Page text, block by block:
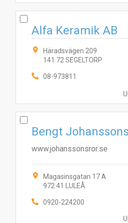
Alfa Keramik AB
Häradsvägen 209
141 72 SEGELTORP
08-973811
Bengt
www.johanssonsror.se
Magasinsgatan 17 A
972 41 LULEÅ
0920-224200